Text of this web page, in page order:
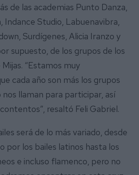
de las academias Punto Danza,
Indance Studio, Labuenavibra,
Surdígenes, Alicia Iranzo y
supuesto, de los grupos de los
“Estamos muy
cada año son más los grupos
nos llaman para participar, así
resaltó Feli Gabriel.
será de lo más variado, desde
por los bailes latinos hasta los
e incluso flamenco, pero no